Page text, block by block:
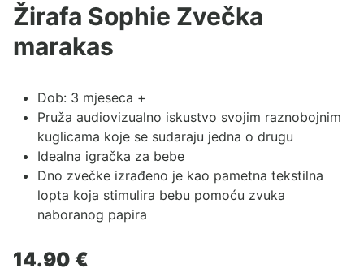
Žirafa Sophie Zvečka
marakas
Dob: 3 mjeseca +
Pruža audiovizualno iskustvo svojim raznobojnim
kuglicama koje se sudaraju jedna o drugu
Idealna igračka za bebe
Dno zvečke izrađeno je kao pametna tekstilna
lopta koja stimulira bebu pomoću zvuka
naboranog papira
14.90 €